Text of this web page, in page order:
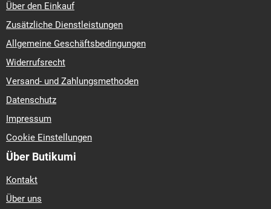
Über den Einkauf
Zusätzliche Dienstleistungen
Allgemeine Geschäftsbedingungen
Widerrufsrecht
Versand- und Zahlungsmethoden
Datenschutz
Impressum
Cookie Einstellungen
Über Butikumi
Kontakt
Über uns